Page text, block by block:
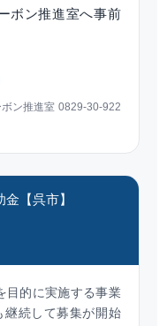
ボン推進室へ事前
ン推進室 0829-30-922
【呉市】
目的に実施する事業
継続して募集が開始